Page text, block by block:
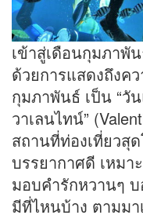
เข้าสู่เดือนกุมภาพั
ด้วยการแสดงถึงค
กุมภาพันธ์ เป็น “วั
วาเลนไทน์”
สถานที่ท่องเที่ยวสุ
บรรยากาศดี เหม
มอบคำรักหวานๆ
มีที่ไหนบ้าง ตามมา